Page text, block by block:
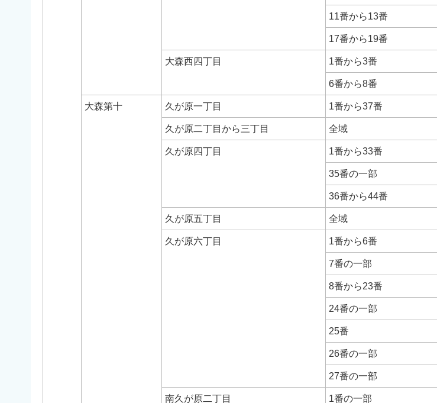
11番から13番
17番から19番
大森西四丁目 1番から3番
6番から8番
大森第十 久が原一丁目 1番から37番
久が原二丁目から三丁目 全域
久が原四丁目 1番から33番
35番の一部
36番から44番
久が原五丁目 全域
久が原六丁目 1番から6番
7番の一部
8番から23番
24番の一部
25番
26番の一部
27番の一部
南久が原二丁目 1番の一部